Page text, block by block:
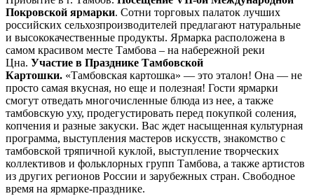
Покровской ярмарки. Сотни торговых палаток лучших
российских сельхозпроизводителей предлагают натуральные
и высококачественные продукты. Ярмарка расположена в
самом красивом месте Тамбова – на набережной реки
Цна. Участие в Празднике Тамбовской
Картошки. «Тамбовская картошка» — это эталон! Она — не
просто самая вкусная, но еще и полезная! Гости ярмарки
смогут отведать многочисленные блюда из нее, а также
тамбовскую уху, продегустировать перед покупкой соления,
копчения и разные закуски. Вас ждет насыщенная культурная
программа, выступления мастеров искусств, знакомство с
тамбовской тряпичной куклой, выступление творческих
коллективов и фольклорных групп Тамбова, а также артистов
из других регионов России и зарубежных стран. Свободное
время на ярмарке-празднике.